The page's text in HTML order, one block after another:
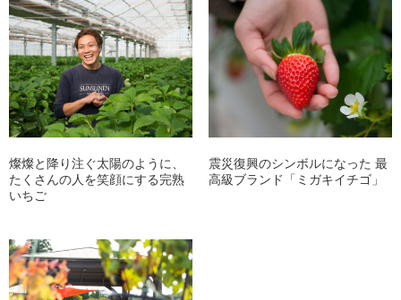
燦燦と降り注ぐ太陽のように、
たくさんの人を笑顔にする完熟
いちご
震災復興のシンボルになった 最
高級ブランド「ミガキイチゴ」